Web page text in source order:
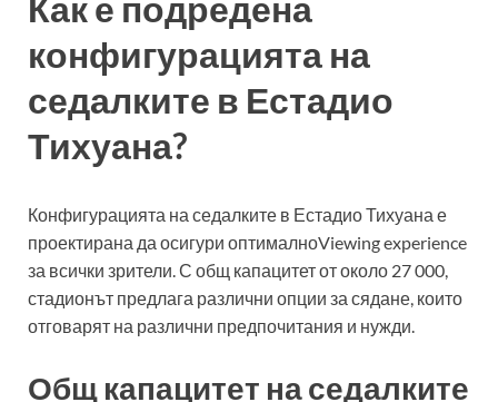
Как е подредена
конфигурацията на
седалките в Естадио
Тихуана?
Конфигурацията на седалките в Естадио Тихуана е
проектирана да осигури оптималноViewing experience
за всички зрители. С общ капацитет от около 27 000,
стадионът предлага различни опции за сядане, които
отговарят на различни предпочитания и нужди.
Общ капацитет на седалките